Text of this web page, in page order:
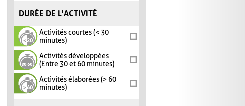
DURÉE DE L'ACTIVITÉ
Activités courtes (< 30
minutes)
Activités développées
(Entre 30 et 60 minutes)
Activités élaborées (> 60
minutes)